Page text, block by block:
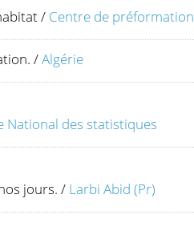
/ Centre de préformation
/Algérie
National des statistiques
jours. / Larbi Abid (Pr)